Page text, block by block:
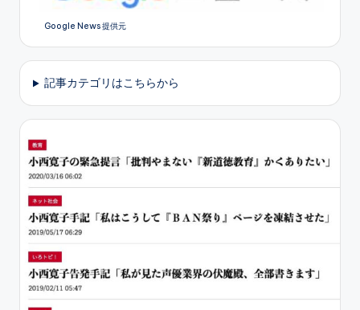
ー
ジ
送
り
Google News 提供元
記事カテゴリはこちらから